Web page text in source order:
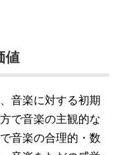
値
音楽に対する初期
で音楽の主観的な
音楽の合理的・数